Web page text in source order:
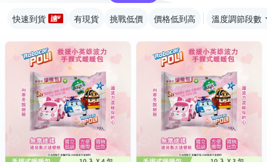
快速到貨 有現貨 挑戰低價 價格低到高 溫度調節段數